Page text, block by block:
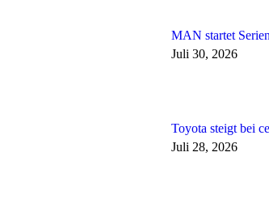
MAN startet
Juli 30, 2026
Toyota steigt bei
Juli 28, 2026